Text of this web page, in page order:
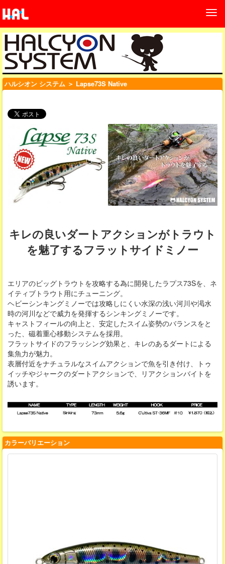
ハルシオン システム ＞ Lapse73S Native
キレの良いダートアクションがトラウト
を魅了するフラットサイドミノー
エリアのビッグトラウトを攻略する為に開発したラプス73Sを、ネ
イティブトラウト用にチューニング。
ヘビーシンキングミノーでは攻略しにくい水深の浅い河川や渇水
時の河川などで威力を発揮するシンキングミノーです。
キャストフィールの向上と、安定したスイム姿勢のバランスをと
った、磁着重心移動システムを採用。
フラットサイドのフラッシング効果と、キレのあるダートによる
集魚力が魅力。
表層付近をナチュラルなスイムアクションで魚を引き付け、トゥ
イッチやジャークのダートアクションで、リアクションバイトを
誘います。
カラーバリエーション